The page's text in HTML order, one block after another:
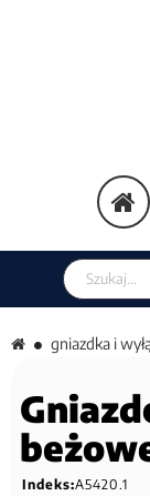
Szukaj w
gniazdka i
Indeks:A5420.1